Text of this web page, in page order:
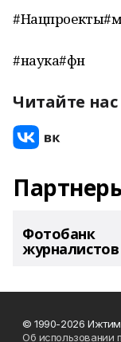
#наука#фән
Читайте нас
Фотобанк
© 1990-2026
Об использовании